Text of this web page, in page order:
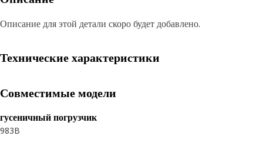
Описание для этой детали скоро будет добавлено.
Технические характеристики
Совместимые модели
гусеничный погрузчик
983B